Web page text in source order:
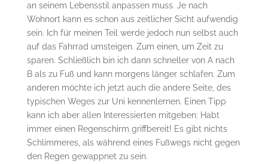
an seinem Lebensstil anpassen muss. Je nach
Wohnort kann es schon aus zeitlicher Sicht aufwendig
sein. Ich für meinen Teil werde jedoch nun selbst auch
auf das Fahrrad umsteigen. Zum einen, um Zeit zu
sparen. Schließlich bin ich dann schneller von A nach
B als zu Fuß und kann morgens länger schlafen. Zum
anderen möchte ich jetzt auch die andere Seite, des
typischen Weges zur Uni kennenlernen. Einen Tipp
kann ich aber allen Interessierten mitgeben: Habt
immer einen Regenschirm griffbereit! Es gibt nichts
Schlimmeres, als während eines Fußwegs nicht gegen
den Regen gewappnet zu sein.